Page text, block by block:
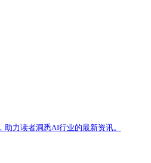
力读者洞悉AI行业的最新资讯。